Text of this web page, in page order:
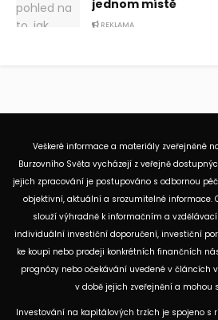
jednom místě
REKLAMA
Veškeré informace a materiály zveřejněné
Burzovního Světa vycházejí z veřejně
jejich zpracování je postupováno s odbornou
objektivní, aktuální a srozumitelné informace.
slouží výhradně k informačním a
individuální investiční doporučení, investiční
ke koupi nebo prodeji konkrétních finančních
prognózy nebo očekávání uvedené v
v době jejich zveřejnění a mohou
Investování na kapitálových trzích je spojeno s